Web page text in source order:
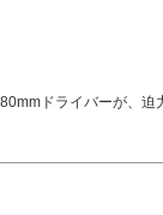
ドライバーが、迫